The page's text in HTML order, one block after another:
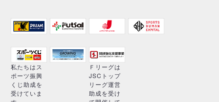
私たちはス
ポーツ振興
くじ助成を
受けていま
Ｆリーグは
JSCトップ
リーグ運営
助成を受け